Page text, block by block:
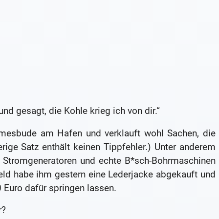
gesagt, die Kohle krieg ich von dir.“
am Hafen und verklauft wohl Sachen, die
Satz enthält keinen Tippfehler.) Unter anderem
und echte B*sch-Bohrmaschinen
habe ihm gestern eine Lederjacke abgekauft und
dafür springen lassen.